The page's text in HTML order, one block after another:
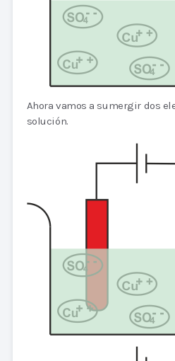
Ahora vamos a sumergir dos
solución.